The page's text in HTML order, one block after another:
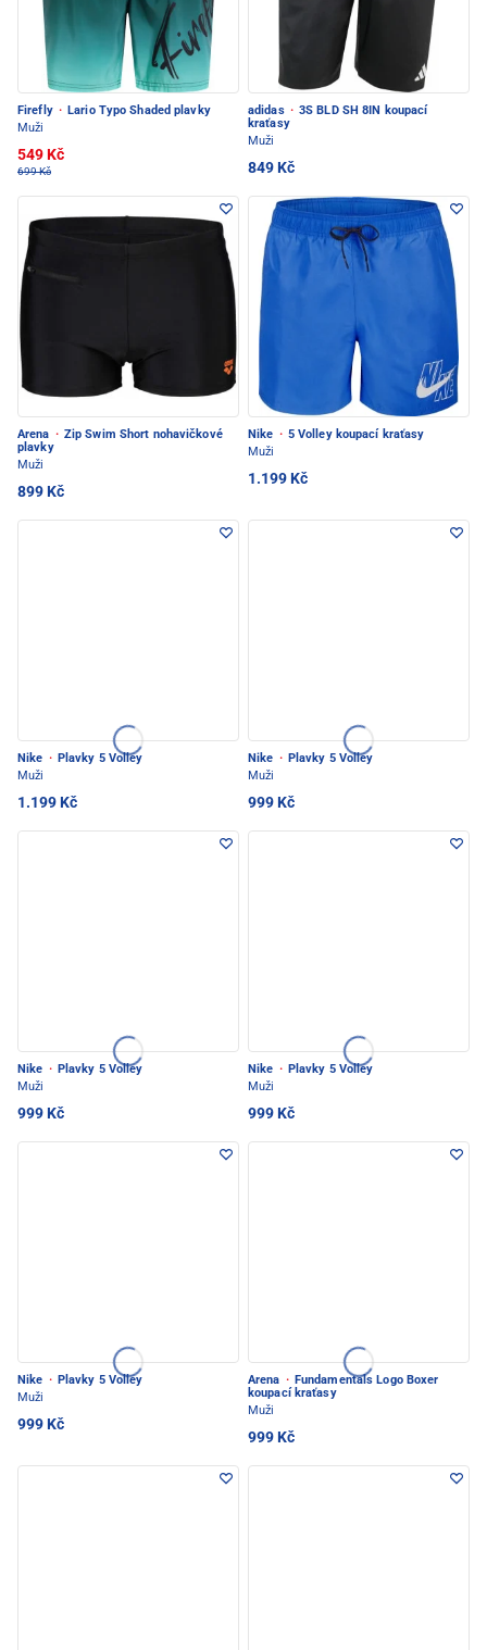
Firefly · Lario Typo Shaded plavky
Muži
549 Kč
699 Kč
adidas · 3S BLD SH 8IN koupací
kraťasy
Muži
849 Kč
Arena · Zip Swim Short nohavičkové
plavky
Muži
899 Kč
Nike · 5 Volley koupací kraťasy
Muži
1.199 Kč
Nike · Plavky 5 Volley
Muži
1.199 Kč
Nike · Plavky 5 Volley
Muži
999 Kč
Nike · Plavky 5 Volley
Muži
999 Kč
Nike · Plavky 5 Volley
Muži
999 Kč
Nike · Plavky 5 Volley
Muži
999 Kč
Arena · Fundamentals Logo Boxer
koupací kraťasy
Muži
999 Kč